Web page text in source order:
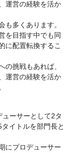
運営の経験を活か
も多くあります。
を目指す中でも同
に配置転換するこ
の挑戦もあれば、
運営の経験を活か
ーサーとして2タ
イトルを部門長と
にプロデューサー